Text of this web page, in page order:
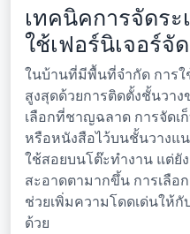
เทคนิคการจัดร
ใช้เฟอร์นิเจอร์จั
ในบ้านที่มีพื้นที่จำกัด การ
สูงสุดด้วยการติดตั้งชั้นวา
เลือกที่ชาญฉลาด การจัดเ
หรือหนังสือไว้บนชั้นวางแ
ใช้สอยบนโต๊ะทำงาน แต่ยั
สะอาดตามากขึ้น การเลือ
ช่วยเพิ่มความโดดเด่นให้
ด้วย